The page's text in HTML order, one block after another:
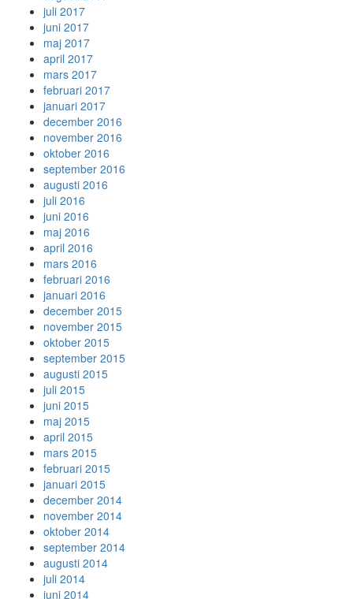
juli 2017
juni 2017
maj 2017
april 2017
mars 2017
februari 2017
januari 2017
december 2016
november 2016
oktober 2016
september 2016
augusti 2016
juli 2016
juni 2016
maj 2016
april 2016
mars 2016
februari 2016
januari 2016
december 2015
november 2015
oktober 2015
september 2015
augusti 2015
juli 2015
juni 2015
maj 2015
april 2015
mars 2015
februari 2015
januari 2015
december 2014
november 2014
oktober 2014
september 2014
augusti 2014
juli 2014
juni 2014